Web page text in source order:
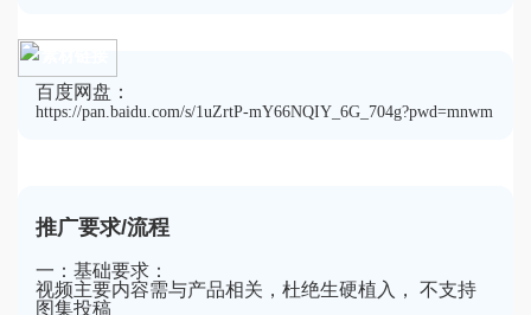
百度网盘：
https://pan.baidu.com/s/1uZrtP-mY66NQIY_6G_704g?pwd=mnwm
推广要求/流程
一：基础要求：
视频主要内容需与产品相关，杜绝生硬植入， 不支持
图集投稿